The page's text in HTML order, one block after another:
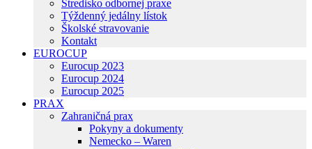
Stredisko odbornej praxe
Týždenný jedálny lístok
Školské stravovanie
Kontakt
EUROCUP
Eurocup 2023
Eurocup 2024
Eurocup 2025
PRAX
Zahraničná prax
Pokyny a dokumenty
Nemecko – Waren